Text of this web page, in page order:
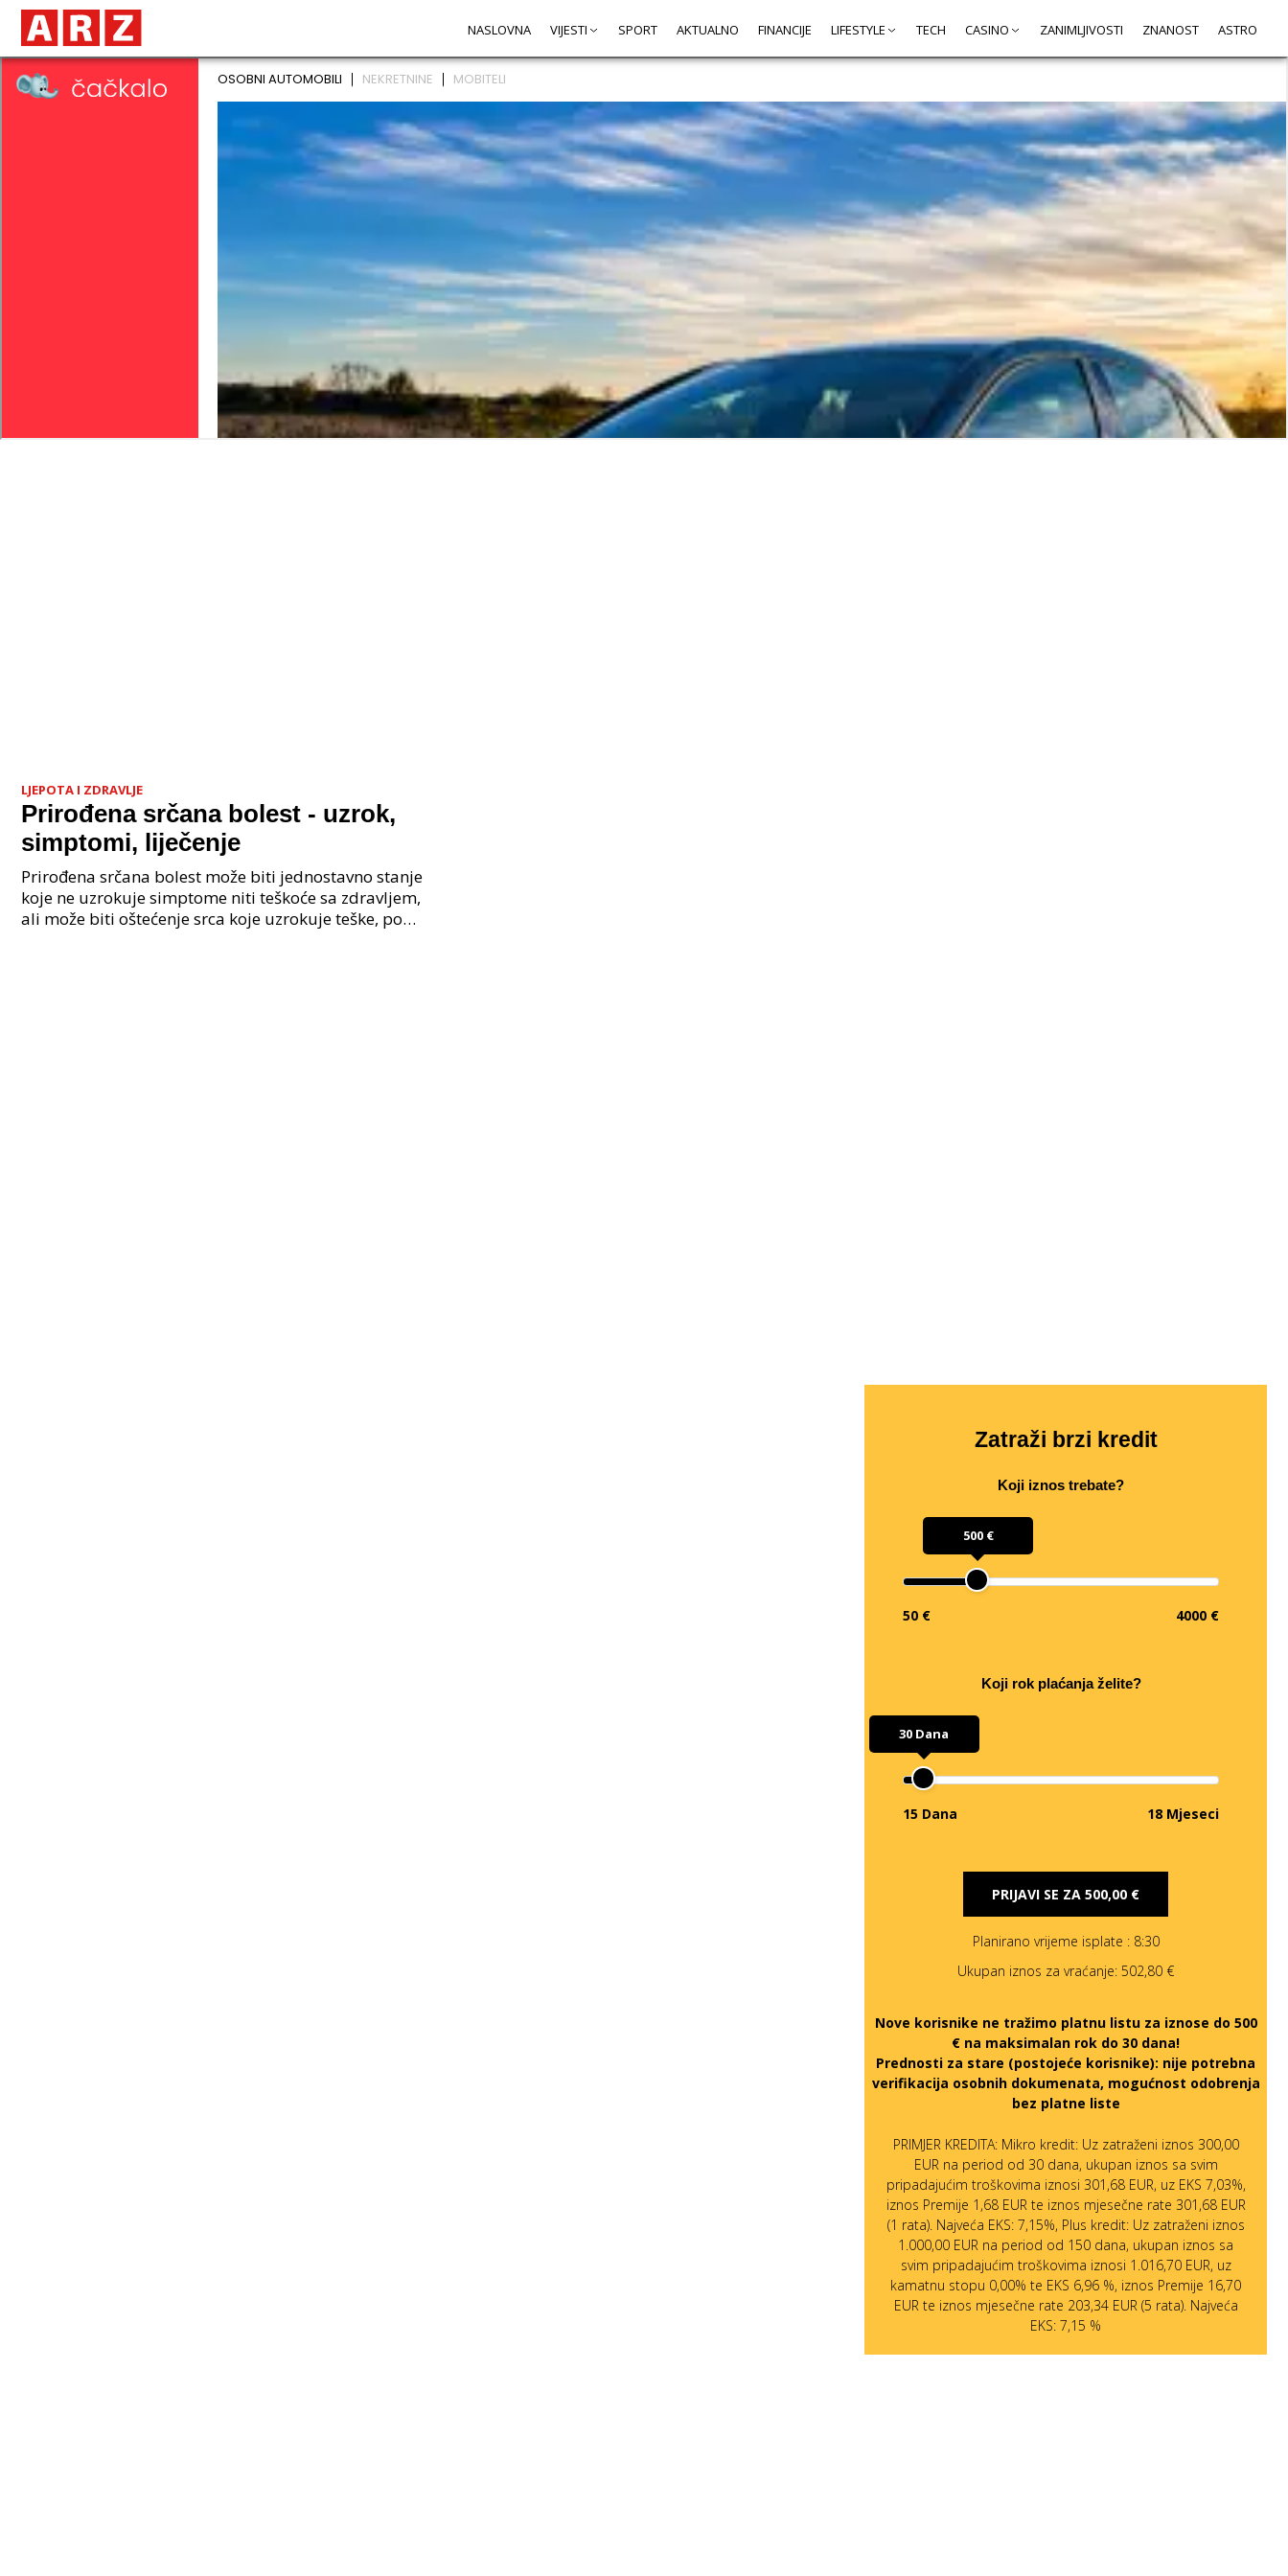
NASLOVNA VIJESTI SPORT AKTUALNO FINANCIJE LIFESTYLE TECH CASINO ZANIMLJIVOSTI ZNANOST ASTRO
LJEPOTA I ZDRAVLJE
Prirođena srčana bolest - uzrok,
simptomi, liječenje
Prirođena srčana bolest može biti jednostavno stanje
koje ne uzrokuje simptome niti teškoće sa zdravljem,
ali može biti oštećenje srca koje uzrokuje teške, po
Zatraži brzi kredit
Koji iznos trebate?
500 €
50 € 4000 €
Koji rok plaćanja želite?
30 Dana
15 Dana 18 Mjeseci
PRIJAVI SE ZA 500,00 €
Planirano vrijeme isplate : 8:30
Ukupan iznos za vraćanje: 502,80 €
Nove korisnike ne tražimo platnu listu za iznose do 500
€ na maksimalan rok do 30 dana!
Prednosti za stare (postojeće korisnike): nije potrebna
verifikacija osobnih dokumenata, mogućnost odobrenja
bez platne liste
PRIMJER KREDITA: Mikro kredit: Uz zatraženi iznos 300,00
EUR na period od 30 dana, ukupan iznos sa svim
pripadajućim troškovima iznosi 301,68 EUR, uz EKS 7,03%,
iznos Premije 1,68 EUR te iznos mjesečne rate 301,68 EUR
(1 rata). Najveća EKS: 7,15%, Plus kredit: Uz zatraženi iznos
1.000,00 EUR na period od 150 dana, ukupan iznos sa
svim pripadajućim troškovima iznosi 1.016,70 EUR, uz
kamatnu stopu 0,00% te EKS 6,96 %, iznos Premije 16,70
EUR te iznos mjesečne rate 203,34 EUR (5 rata). Najveća
EKS: 7,15 %